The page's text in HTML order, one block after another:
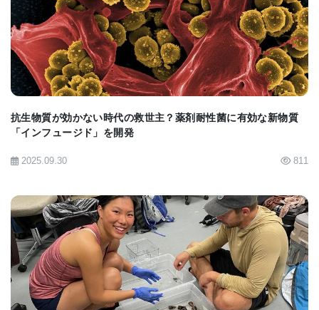
を現在研究中である。
Dr. Wangは、VCU Massey Cancer CenterのCancer
ResearchのThelma Newmeyer Corman Endowed
リーダー、VCUのDepartment of Human and
Molecular Genetics学科長、VCUのInstitute of
M.Ph., Ph.D.、VCUのDepartment of Human and
Molecular Genetics、VCU Institute of Molecular
Medicine所属のXiaofei Yu、Chunquing Guo,
Ph.D.、Huanfa Yi、Jie Qian, Ph.D.、Roswell Park
Cancer Institute のDepartment of Cellular Stress
BIOMARKET JP
抗生物質が効かない時代の救世主？薬剤耐性菌に有効な新物質
「インフュージド」を開発
2025.09.30 811
BIOMARKET JP